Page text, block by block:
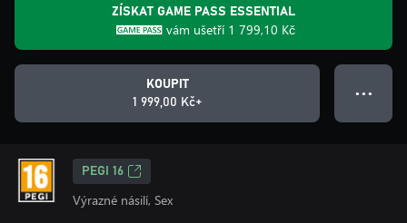
ZÍSKAT GAME PASS ESSENTIAL
vám ušetří 1 799,10 Kč
KOUPIT
1 999,00 Kč+
● ● ●
PEGI 16
Výrazné násilí, Sex